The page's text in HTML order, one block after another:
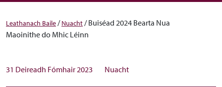
Leathanach Baile/Nuacht/Buiséad 2024 Bearta Nua
Maoinithe do Mhic Léinn
31 Deireadh Fómhair 2023 Nuacht